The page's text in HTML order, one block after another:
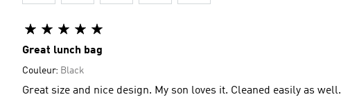
Great lunch bag
Couleur: Black
Great size and nice design. My son loves it. Cleaned easily as well.